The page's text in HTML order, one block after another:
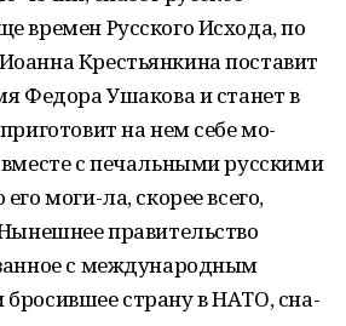
времен Русского Исхода, по
Крестьянкина поставит
Федора Ушакова и станет в
на нем себе мо-
с печальными русскими
моги-ла, скорее всего,
правительство
с международным
страну в НАТО, сна-